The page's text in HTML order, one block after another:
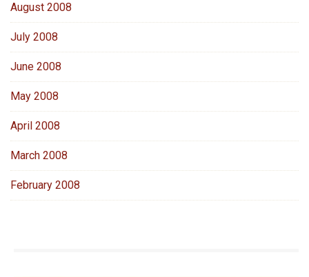
August 2008
July 2008
June 2008
May 2008
April 2008
March 2008
February 2008